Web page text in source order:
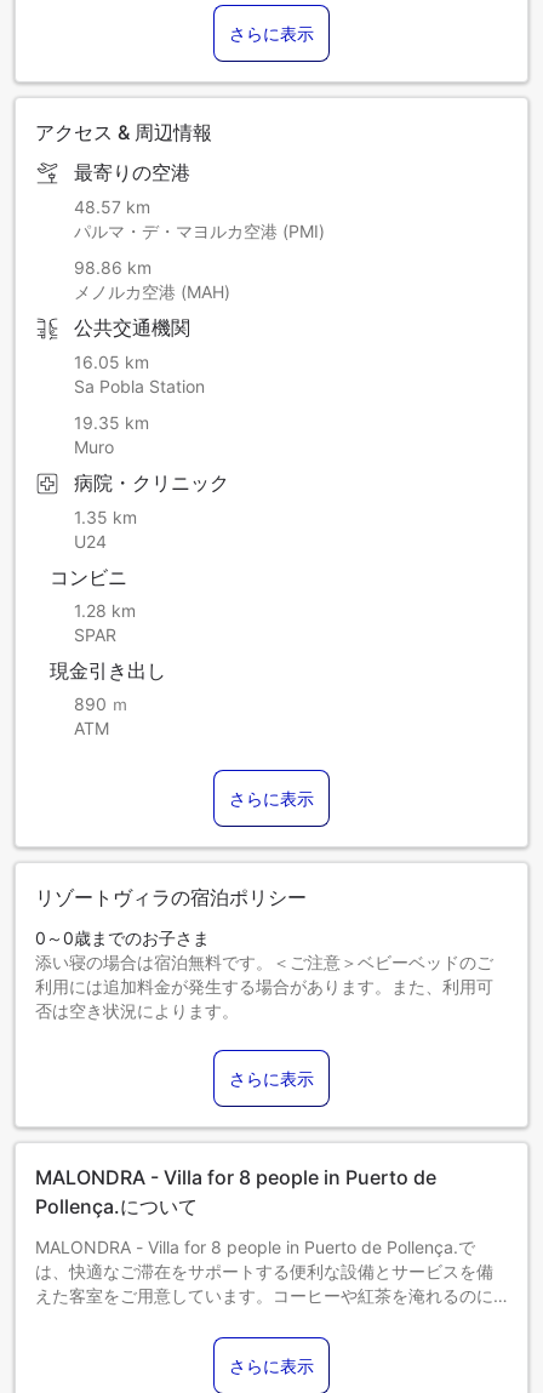
さらに表示
アクセス & 周辺情報
最寄りの空港
48.57 km
パルマ・デ・マヨルカ空港 (PMI)
98.86 km
メノルカ空港 (MAH)
公共交通機関
16.05 km
Sa Pobla Station
19.35 km
Muro
病院・クリニック
1.35 km
U24
コンビニ
1.28 km
SPAR
現金引き出し
890 ｍ
ATM
さらに表示
リゾートヴィラの宿泊ポリシー
0～0歳までのお子さま
添い寝の場合は宿泊無料です。＜ご注意＞ベビーベッドのご
利用には追加料金が発生する場合があります。また、利用可
否は空き状況によります。
エキストラベッドをお申し込みください。
エキストラベッドの追加可否は、お部屋タイプにより異なり
ます。各部屋タイプ欄の記載をご確認ください。
さらに表示
MALONDRA - Villa for 8 people in Puerto de
Pollença.について
MALONDRA - Villa for 8 people in Puerto de Pollença.で
は、快適なご滞在をサポートする便利な設備とサービスを備
えた客室をご用意しています。コーヒーや紅茶を淹れるのに
ください。 卓越した料理の腕をお持ちですか？当宿泊施設内
の調理設備で個人的に食事を用意しましょう。
さらに表示